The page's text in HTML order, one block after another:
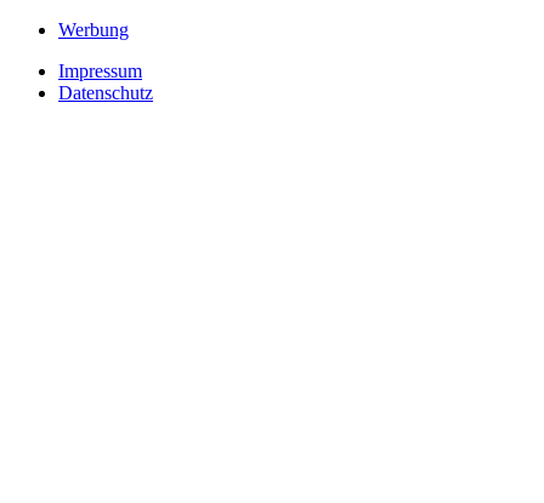
Werbung
Impressum
Datenschutz